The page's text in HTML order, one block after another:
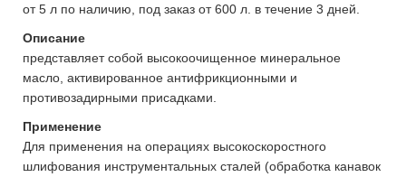
от 5 л по наличию, под заказ от 600 л. в течение 3 дней.
Описание
представляет собой высокоочищенное минеральное
масло, активированное антифрикционными и
противозадирными присадками.
Применение
Для применения на операциях высокоскоростного
шлифования инструментальных сталей (обработка канавок